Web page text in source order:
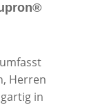
umfasst
Herren
in